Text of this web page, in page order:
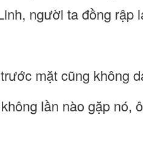
người ta đồng rập
mặt cũng không
lần nào gặp nó,